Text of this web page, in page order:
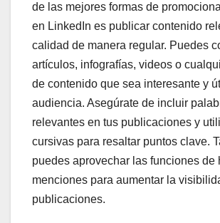
de las mejores formas de
en LinkedIn es publicar contenido
calidad de manera regular. Puedes
artículos, infografías, videos o
de contenido que sea interesante y
audiencia. Asegúrate de incluir
relevantes en tus publicaciones y
cursivas para resaltar puntos clave.
puedes aprovechar las funciones de
menciones para aumentar la
publicaciones.